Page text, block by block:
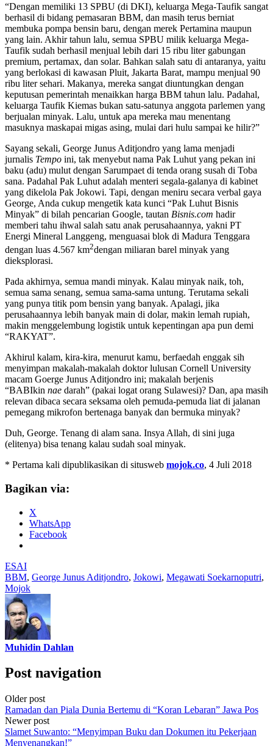
“Dengan memiliki 13 SPBU (di DKI), keluarga Mega-Taufik sangat
berhasil di bidang pemasaran BBM, dan masih terus berniat
membuka pompa bensin baru, dengan merek Pertamina maupun
yang lain. Akhir tahun lalu, semua SPBU milik keluarga Mega-
Taufik sudah berhasil menjual lebih dari 15 ribu liter gabungan
premium, pertamax, dan solar. Bahkan salah satu di antaranya, yaitu
yang berlokasi di kawasan Pluit, Jakarta Barat, mampu menjual 90
ribu liter sehari. Makanya, mereka sangat diuntungkan dengan
keputusan pemerintah menaikkan harga BBM tahun lalu. Padahal,
keluarga Taufik Kiemas bukan satu-satunya anggota parlemen yang
berjualan minyak. Lalu, untuk apa mereka mau menentang
masuknya maskapai migas asing, mulai dari hulu sampai ke hilir?”
Sayang sekali, George Junus Aditjondro yang lama menjadi
jurnalis Tempo ini, tak menyebut nama Pak Luhut yang pekan ini
baku (adu) mulut dengan Sarumpaet di tenda orang susah di Toba
sana. Padahal Pak Luhut adalah menteri segala-galanya di kabinet
yang dikelola Pak Jokowi. Tapi, dengan meniru secara verbal gaya
George, Anda cukup mengetik kata kunci “Pak Luhut Bisnis
Minyak” di bilah pencarian Google, tautan Bisnis.com hadir
memberi tahu ihwal salah satu anak perusahaannya, yakni PT
Energi Mineral Langgeng, menguasai blok di Madura Tenggara
dengan luas 4.567 km2dengan miliaran barel minyak yang
dieksplorasi.
Pada akhirnya, semua mandi minyak. Kalau minyak naik, toh,
semua sama senang, semua sama-sama untung. Terutama sekali
yang punya titik pom bensin yang banyak. Apalagi, jika
perusahaannya lebih banyak main di dolar, makin lemah rupiah,
makin menggelembung logistik untuk kepentingan apa pun demi
“RAKYAT”.
Akhirul kalam, kira-kira, menurut kamu, berfaedah enggak sih
menyimpan makalah-makalah doktor lulusan Cornell University
macam Goerge Junus Aditjondro ini; makalah berjenis
“BABIkin nae darah” (pakai logat orang Sulawesi)? Dan, apa masih
relevan dibaca secara seksama oleh pemuda-pemuda liat di jalanan
pemegang mikrofon bertenaga banyak dan bermuka minyak?
Duh, George. Tenang di alam sana. Insya Allah, di sini juga
(elitenya) bisa tenang kalau sudah soal minyak.
* Pertama kali dipublikasikan di situsweb mojok.co, 4 Juli 2018
Bagikan via:
X
WhatsApp
Facebook
ESAI
BBM, George Junus Aditjondro, Jokowi, Megawati Soekarnoputri,
Mojok
Muhidin Dahlan
Post navigation
Older post
Ramadan dan Piala Dunia Bertemu di “Koran Lebaran” Jawa Pos
Newer post
Slamet Suwanto: “Menyimpan Buku dan Dokumen itu Pekerjaan
Menyenangkan!”